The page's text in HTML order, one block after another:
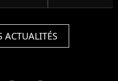
ACTUALITÉS